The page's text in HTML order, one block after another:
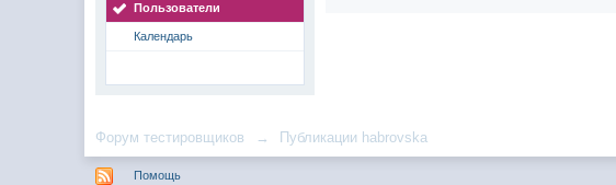
Пользователи
Календарь
Форум тестировщиков → Публикации habrovska
Помощь